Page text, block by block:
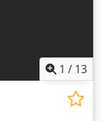
1 / 13